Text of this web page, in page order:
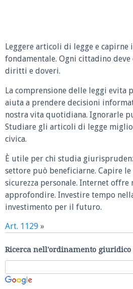
Leggere articoli di legge e capirne
fondamentale. Ogni cittadino
diritti e doveri.
La comprensione delle leggi evita
aiuta a prendere decisioni
nostra vita quotidiana. Ignorarle
Studiare gli articoli di legge
civica.
È utile per chi studia
settore può beneficiarne. Capire
sicurezza personale. Internet
approfondire. Investire tempo
investimento per il futuro.
Art. 1129 »
Ricerca nell'ordinamento giuridico